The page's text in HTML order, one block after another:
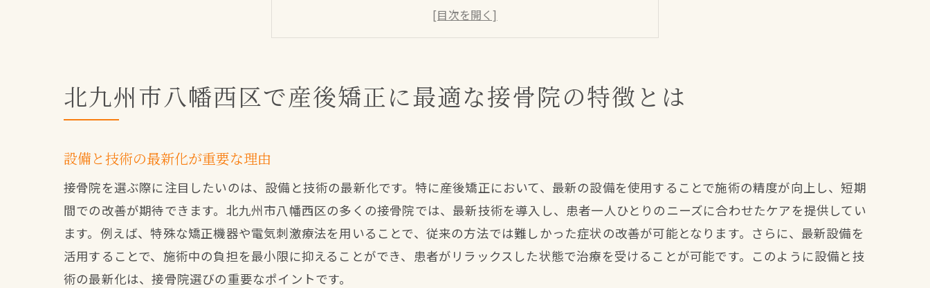
安心して任せられる施術師の選び方
個別プランでより効果的な矯正を提供
親しみやすい雰囲気の院内環境
接骨院での矯正がもたらす心身のリフレッシュ
日常生活で実感する施術の効果
専門家による施術で安心のサポート
産後に適した矯正のタイミングと頻度
北九州市八幡西区で産後矯正に最適な接骨院の特徴とは
設備と技術の最新化が重要な理由
接骨院を選ぶ際に注目したいのは、設備と技術の最新化です。特に産後矯正において、最新の設備を使用することで施術の精度が向上し、短期
間での改善が期待できます。北九州市八幡西区の多くの接骨院では、最新技術を導入し、患者一人ひとりのニーズに合わせたケアを提供してい
ます。例えば、特殊な矯正機器や電気刺激療法を用いることで、従来の方法では難しかった症状の改善が可能となります。さらに、最新設備を
活用することで、施術中の負担を最小限に抑えることができ、患者がリラックスした状態で治療を受けることが可能です。このように設備と技
術の最新化は、接骨院選びの重要なポイントです。